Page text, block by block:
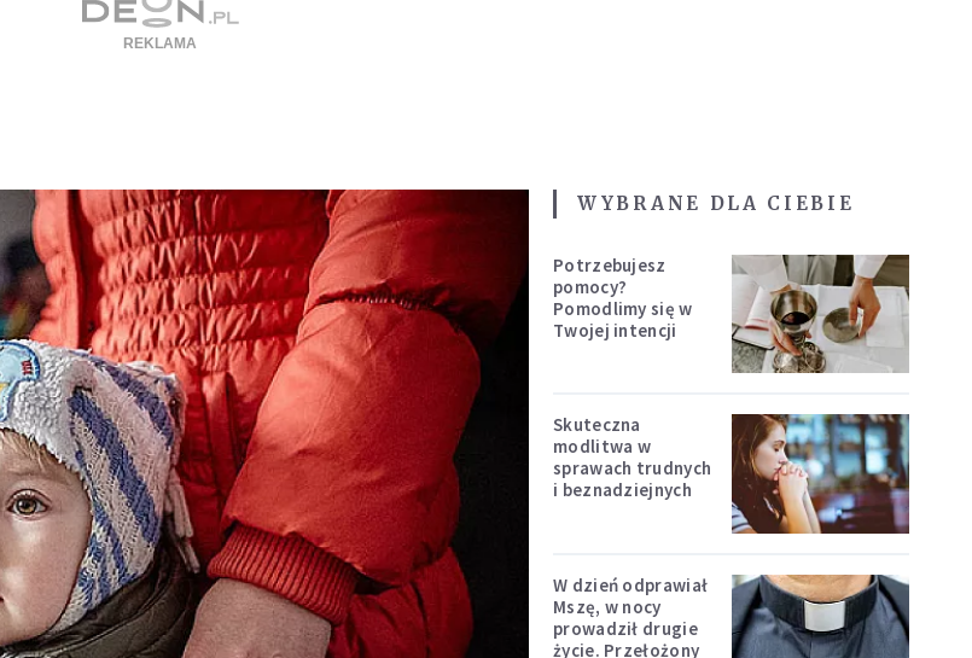
WYBRANE DLA CIEBIE
Potrzebujesz
pomocy?
Pomodlimy się w
Twojej intencji
Skuteczna
modlitwa w
sprawach trudnych
i beznadziejnych
W dzień odprawiał
Mszę, w nocy
prowadził drugie
życie. Przełożony